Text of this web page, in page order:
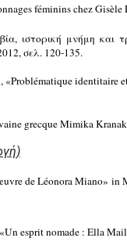
féminins chez Gisèle
ιστορική μνήμη και
σελ. 120-135.
identitaire
grecque Mimika
de Léonora Miano» in
esprit nomade : Ella